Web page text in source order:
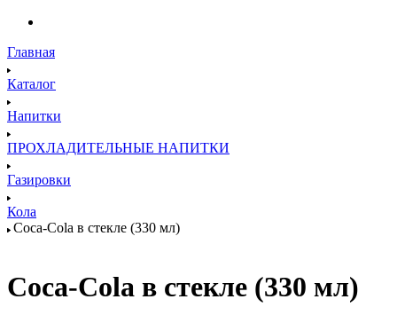
Главная
Каталог
Напитки
ПРОХЛАДИТЕЛЬНЫЕ НАПИТКИ
Газировки
Кола
Coca-Cola в стекле (330 мл)
Coca-Cola в стекле (330 мл)